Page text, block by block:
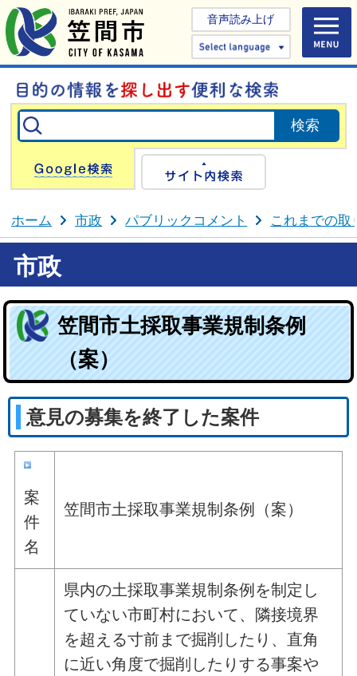
音声読み上げ
Select
Google検索
ホーム 市政 パブリックコメント これまでの取
市政
笠間市土採取事業規制条例
（案）
意見の募集を終了した案件
案
件
名
笠間市土採取事業規制条例（案）
県内の土採取事業規制条例を制定し
ていない市町村において、隣接境界
を超える寸前まで掘削したり、直角
に近い角度で掘削したりする事案や